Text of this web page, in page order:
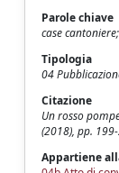
Parole chiave
case
Tipologia
04
Citazione
Un rosso
(2018), pp.
Appartiene